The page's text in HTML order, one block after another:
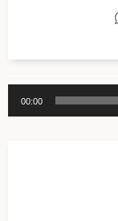
00:00